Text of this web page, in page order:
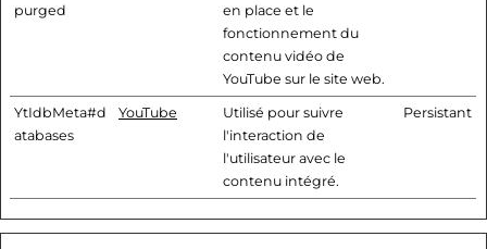
purged
en place et le
fonctionnement du
contenu vidéo de
YouTube sur le site web.
YtIdbMeta#d
atabases
YouTube
Utilisé pour suivre
l'interaction de
l'utilisateur avec le
contenu intégré.
Persistant